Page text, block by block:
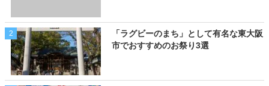
2
「ラグビーのまち」として有名な東大阪
市でおすすめのお祭り3選